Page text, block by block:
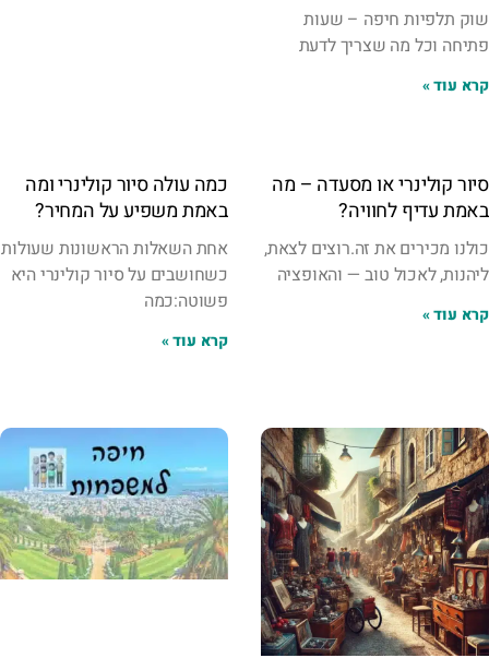
שוק תלפיות חיפה – שעות
פתיחה וכל מה שצריך לדעת
קרא עוד »
סיור קולינרי או מסעדה – מה
באמת עדיף לחוויה?
כולנו מכירים את זה.רוצים לצאת,
ליהנות, לאכול טוב — והאופציה
קרא עוד »
כמה עולה סיור קולינרי ומה
באמת משפיע על המחיר?
אחת השאלות הראשונות שעולות
כשחושבים על סיור קולינרי היא
פשוטה:כמה
קרא עוד »